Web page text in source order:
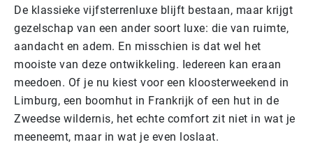
De klassieke vijfsterrenluxe blijft bestaan, maar krijgt
gezelschap van een ander soort luxe: die van ruimte,
aandacht en adem. En misschien is dat wel het
mooiste van deze ontwikkeling. Iedereen kan eraan
meedoen. Of je nu kiest voor een kloosterweekend in
Limburg, een boomhut in Frankrijk of een hut in de
Zweedse wildernis, het echte comfort zit niet in wat je
meeneemt, maar in wat je even loslaat.